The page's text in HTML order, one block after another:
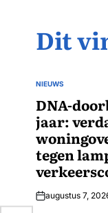
Dit
GEPLAATST
NIEUWS
DNA-
jaar:
tegen
augustus 7,